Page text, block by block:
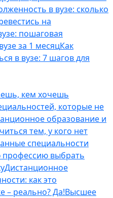
в вузе: сколько
на
пошаговая
за 1 месяцКак
в вузе: 7 шагов для
кем хочешь
которые не
образование и
тем, у кого нет
специальности
профессию выбрать
Дистанционное
как это
– реально? Да!Высшее